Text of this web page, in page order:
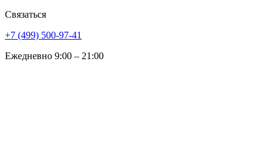
Связаться
+7 (499) 500-97-41
Ежедневно 9:00 – 21:00